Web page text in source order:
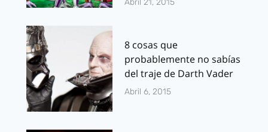
Abril 21, 2015
8 cosas que
probablemente no sabías
del traje de Darth Vader
Abril 6, 2015